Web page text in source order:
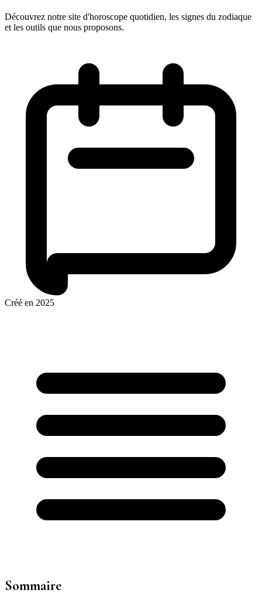
Découvrez notre site d'horoscope quotidien, les signes du zodiaque
et les outils que nous proposons.
Créé en 2025
Sommaire